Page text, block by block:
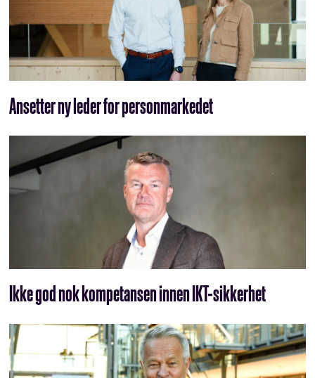
Ansetter ny leder for personmarkedet
Ikke god nok kompetansen innen IKT-sikkerhet